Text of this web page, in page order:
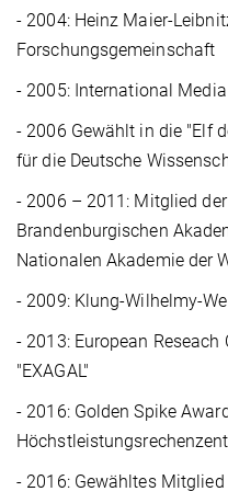
- 2004: Heinz Maier-
Forschungsgemeinschaft
- 2005: International
- 2006 Gewählt in die "Elf
für die Deutsche
- 2006 – 2011: Mitglied
Brandenburgischen
Nationalen Akademie der
- 2009: Klung-Wilhelmy-
- 2013: European
"EXAGAL"
- 2016: Golden Spike
- 2016: Gewähltes